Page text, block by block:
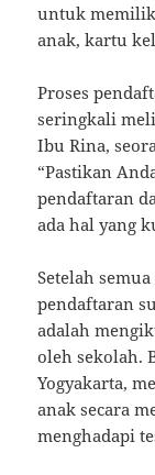
untuk
anak, kartu
Proses
seringkali
Ibu Rina,
“Pastikan
pendaftaran
ada hal yang
Setelah
pendaftaran
adalah
oleh sekolah.
Yogyakarta,
anak secara
menghadapi